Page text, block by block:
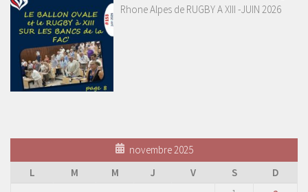
Rhone Alpes de RUGBY A XIII -JUIN 2026
novembre 2025
L
M M J V S
D